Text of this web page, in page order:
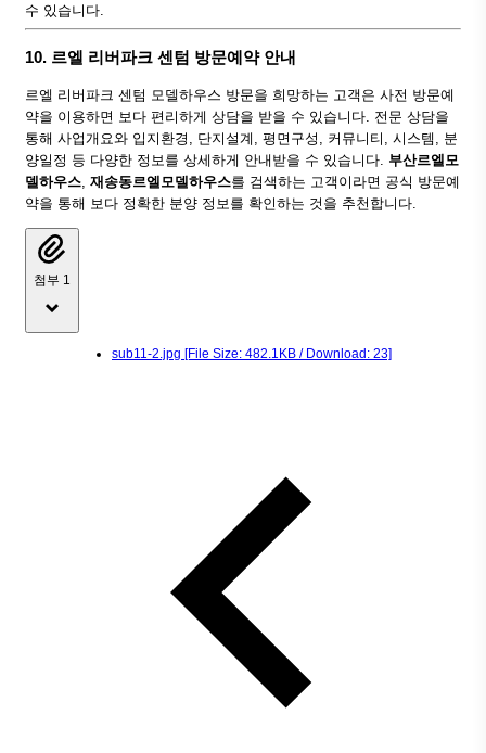
수 있습니다.
10. 르엘 리버파크 센텀 방문예약 안내
르엘 리버파크 센텀 모델하우스 방문을 희망하는 고객은 사전 방문예
약을 이용하면 보다 편리하게 상담을 받을 수 있습니다. 전문 상담을
통해 사업개요와 입지환경, 단지설계, 평면구성, 커뮤니티, 시스템, 분
양일정 등 다양한 정보를 상세하게 안내받을 수 있습니다. 부산르엘모
델하우스, 재송동르엘모델하우스를 검색하는 고객이라면 공식 방문예
약을 통해 보다 정확한 분양 정보를 확인하는 것을 추천합니다.
첨부 1
sub11-2.jpg [File Size: 482.1KB / Download: 23]